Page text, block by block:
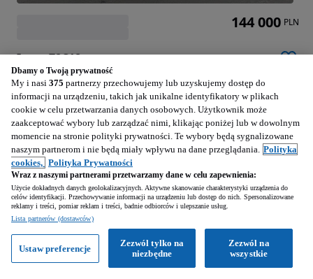
Iveco 72C18
162 840 km
2998 cm3
180 KM
2021
Płochocin Osiedle (Mazowieckie)
Firma • Podbite
Zobacz ogłoszenia
BENE TRUCKS - GRUPA DBK ODDZIAŁ ŚWIĘCICE
Usługi finansowe Usługi ubezpieczeniowe
144 000 PLN
Dbamy o Twoją prywatność
My i nasi 375 partnerzy przechowujemy lub uzyskujemy dostęp do
informacji na urządzeniu, takich jak unikalne identyfikatory w plikach
cookie w celu przetwarzania danych osobowych. Użytkownik może
zaakceptować wybory lub zarządzać nimi, klikając poniżej lub w dowolnym
momencie na stronie polityki prywatności. Te wybory będą sygnalizowane
naszym partnerom i nie będą miały wpływu na dane przeglądania. Polityka
cookies, Polityka Prywatności
Wraz z naszymi partnerami przetwarzamy dane w celu zapewnienia:
Użycie dokładnych danych geolokalizacyjnych. Aktywne skanowanie charakterystyki urządzenia do
celów identyfikacji. Przechowywanie informacji na urządzeniu lub dostęp do nich. Spersonalizowane
reklamy i treści, pomiar reklam i treści, badnie odbiorców i ulepszanie usług.
Lista partnerów (dostawców)
Zezwól na
wszystkie
Zezwól tylko na
niezbędne
Ustaw preferencje